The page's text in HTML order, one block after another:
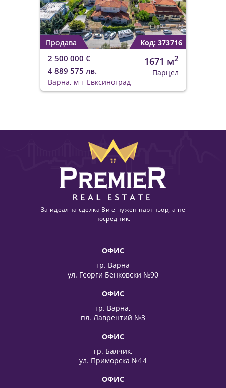
Продава Код: 373716
2 500 000 €
4 889 575 лв.
1671 м2
Парцел
Варна, м-т Евксиноград
За идеална сделка Ви е нужен партньор, а не
посредник.
ОФИС
гр. Варна
ул. Георги Бенковски №90
ОФИС
гр. Варна,
пл. Лаврентий №3
ОФИС
гр. Балчик,
ул. Приморска №14
ОФИС